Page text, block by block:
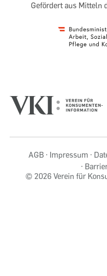
Gefördert aus Mitteln
AGB Impressum
© 2026 Verein für